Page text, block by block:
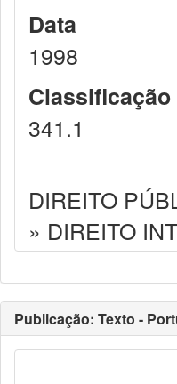
Data
1998
Classificação
341.1
DIREITO
» DIREITO
Publicação: Texto -